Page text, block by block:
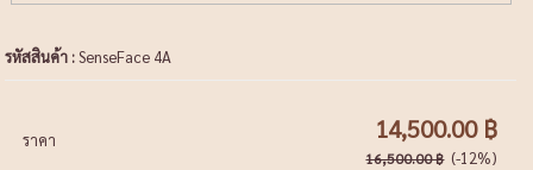
รหัสสินค้า :SenseFace 4A
ราคา 14,500.00 ฿
16,500.00 ฿ (-12%)